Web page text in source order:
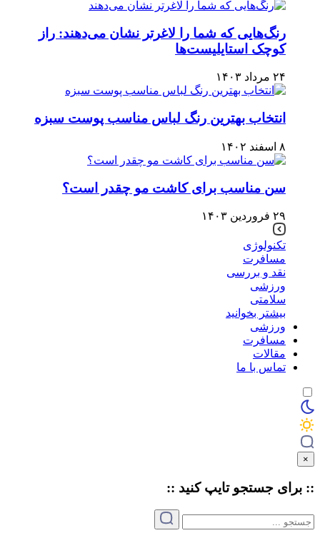
رنگ‌هایی که شما را لاغرتر نشان می‌دهند: راز
کوچک استایلیست‌ها
۲۴ مرداد ۱۴۰۳
انتخاب بهترین رنگ لباس مناسب پوست سبزه
۸ اسفند ۱۴۰۲
سن مناسب برای کاشت مو چقدر است؟
۲۹ فروردین ۱۴۰۳
تکنولوژی
مسافرت
نقد و بررسی
ورزشی
سلامتی
بیشتر بخوانید
ورزشی
مسافرت
مقالات
تماس با ما
×
:: برای جستجو تایپکنید ::